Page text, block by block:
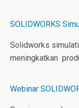
SOLIDWORKS
Solidworks
meningkatkan
Webinar